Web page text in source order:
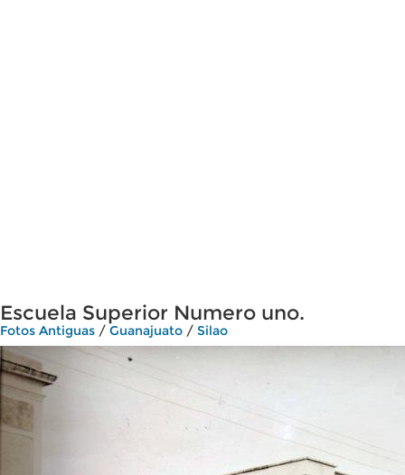
Escuela Superior Numero uno.
Fotos Antiguas / Guanajuato / Silao